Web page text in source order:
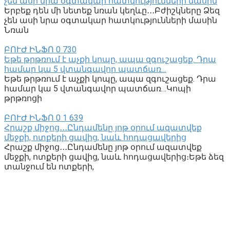
Երբեք դեն մի նետեք նռան կեղևը․․․Բժիշկները Ձեզ
չեն ասի նրա օգտակար հատկությունների մասին
Նռան
ԲՈՒԺ ԻՆՖՈ 0 730
Եթե թրթռում է աչքի կոպը, ապա զգուշացեք. Դրա
համար կա 5 վտանգավոր պատճառ…
Եթե թրթռում է աչքի կոպը, ապա զգուշացեք. Դրա
համար կա 5 վտանգավոր պատճառ…Կոպի
թրթռոցի
ԲՈՒԺ ԻՆՖՈ 0 1 639
Հրաշք միջոց․․․Ընդամենը յոթ օրում ազատվեք
մեջքի, ոտքերի ցավից, նաև հոդացավերից
Հրաշք միջոց․․․Ընդամենը յոթ օրում ազատվեք
մեջքի, ոտքերի ցավից, նաև հոդացավերից։Եթե ձեզ
տանջում են ոտքերի,